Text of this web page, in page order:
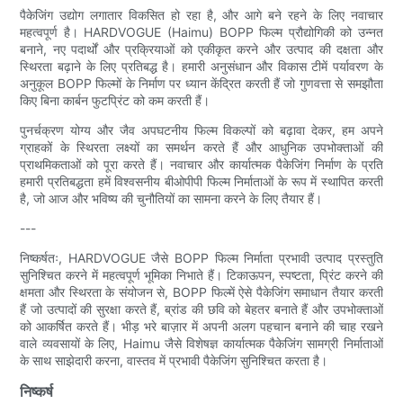
पैकेजिंग उद्योग लगातार विकसित हो रहा है, और आगे बने रहने के लिए नवाचार
महत्वपूर्ण है। HARDVOGUE (Haimu) BOPP फिल्म प्रौद्योगिकी को उन्नत
बनाने, नए पदार्थों और प्रक्रियाओं को एकीकृत करने और उत्पाद की दक्षता और
स्थिरता बढ़ाने के लिए प्रतिबद्ध है। हमारी अनुसंधान और विकास टीमें पर्यावरण के
अनुकूल BOPP फिल्मों के निर्माण पर ध्यान केंद्रित करती हैं जो गुणवत्ता से समझौता
किए बिना कार्बन फुटप्रिंट को कम करती हैं।
पुनर्चक्रण योग्य और जैव अपघटनीय फिल्म विकल्पों को बढ़ावा देकर, हम अपने
ग्राहकों के स्थिरता लक्ष्यों का समर्थन करते हैं और आधुनिक उपभोक्ताओं की
प्राथमिकताओं को पूरा करते हैं। नवाचार और कार्यात्मक पैकेजिंग निर्माण के प्रति
हमारी प्रतिबद्धता हमें विश्वसनीय बीओपीपी फिल्म निर्माताओं के रूप में स्थापित करती
है, जो आज और भविष्य की चुनौतियों का सामना करने के लिए तैयार हैं।
---
निष्कर्षतः, HARDVOGUE जैसे BOPP फिल्म निर्माता प्रभावी उत्पाद प्रस्तुति
सुनिश्चित करने में महत्वपूर्ण भूमिका निभाते हैं। टिकाऊपन, स्पष्टता, प्रिंट करने की
क्षमता और स्थिरता के संयोजन से, BOPP फिल्में ऐसे पैकेजिंग समाधान तैयार करती
हैं जो उत्पादों की सुरक्षा करते हैं, ब्रांड की छवि को बेहतर बनाते हैं और उपभोक्ताओं
को आकर्षित करते हैं। भीड़ भरे बाज़ार में अपनी अलग पहचान बनाने की चाह रखने
वाले व्यवसायों के लिए, Haimu जैसे विशेषज्ञ कार्यात्मक पैकेजिंग सामग्री निर्माताओं
के साथ साझेदारी करना, वास्तव में प्रभावी पैकेजिंग सुनिश्चित करता है।
निष्कर्ष